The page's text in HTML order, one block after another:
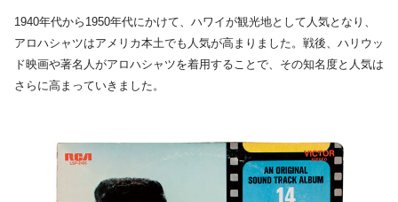
1940年代から1950年代にかけて、ハワイが観光地として人気となり、
アロハシャツはアメリカ本土でも人気が高まりました。戦後、ハリウッ
ド映画や著名人がアロハシャツを着用することで、その知名度と人気は
さらに高まっていきました。